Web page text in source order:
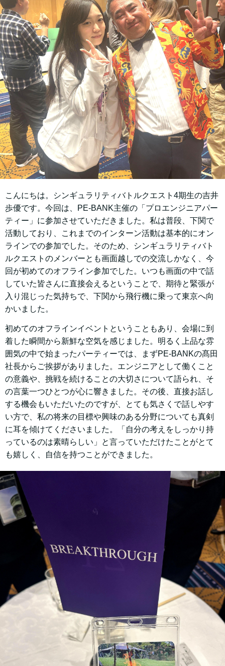
こんにちは。シンギュラリティバトルクエスト4期生の吉井
歩優です。今回は、PE-BANK主催の「プロエンジニアパー
ティー」に参加させていただきました。私は普段、下関で
活動しており、これまでのインターン活動は基本的にオン
ラインでの参加でした。そのため、シンギュラリティバト
ルクエストのメンバーとも画面越しでの交流しかなく、今
回が初めてのオフライン参加でした。いつも画面の中で話
していた皆さんに直接会えるということで、期待と緊張が
入り混じった気持ちで、下関から飛行機に乗って東京へ向
かいました。
初めてのオフラインイベントということもあり、会場に到
着した瞬間から新鮮な空気を感じました。明るく上品な雰
囲気の中で始まったパーティーでは、まずPE-BANKの髙田
社長からご挨拶がありました。エンジニアとして働くこと
の意義や、挑戦を続けることの大切さについて語られ、そ
の言葉一つひとつが心に響きました。その後、直接お話し
する機会もいただいたのですが、とても気さくで話しやす
い方で、私の将来の目標や興味のある分野についても真剣
に耳を傾けてくださいました。「自分の考えをしっかり持
っているのは素晴らしい」と言っていただけたことがとて
も嬉しく、自信を持つことができました。